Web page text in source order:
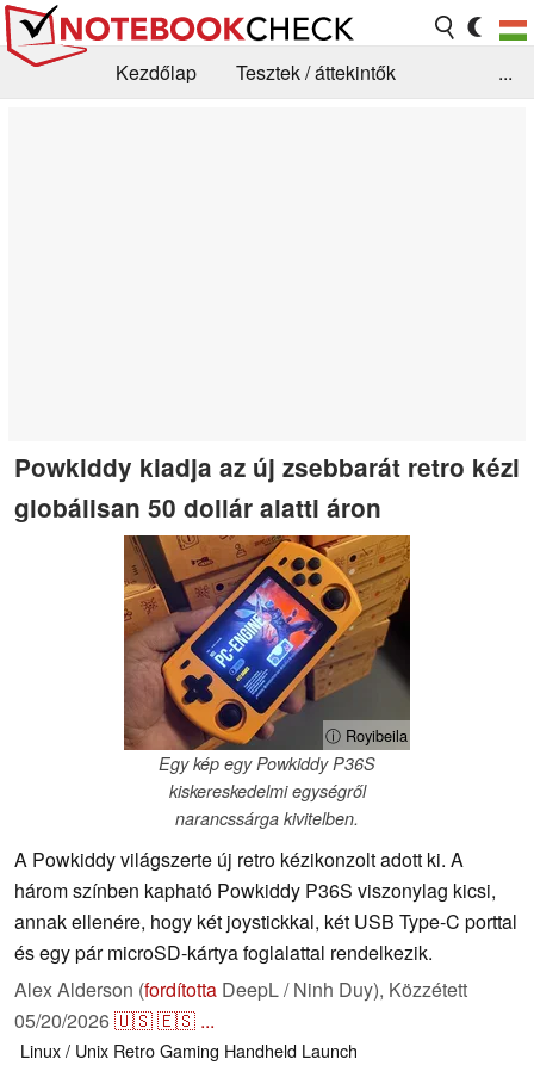
Kezdőlap
Tesztek / áttekintők
...
Powkiddy kiadja az új zsebbarát retro kézi
globálisan 50 dollár alatti áron
ⓘ Royibeila
Egy kép egy Powkiddy P36S
kiskereskedelmi egységről
narancssárga kivitelben.
A Powkiddy világszerte új retro kézikonzolt adott ki. A
három színben kapható Powkiddy P36S viszonylag kicsi,
annak ellenére, hogy két joystickkal, két USB Type-C porttal
és egy pár microSD-kártya foglalattal rendelkezik.
Alex Alderson (fordította DeepL / Ninh Duy), Közzétett
05/20/2026🇺🇸🇪🇸 ...
Linux / Unix RetroGaming Handheld Launch